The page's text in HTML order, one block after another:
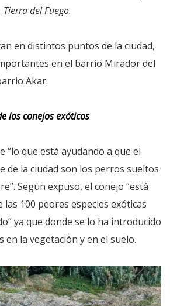
del Fuego.
en distintos puntos de la ciudad,
en el barrio Mirador del
Akar.
los conejos exóticos
“lo que está ayudando a que el
de la ciudad son los perros sueltos
Según expuso, el conejo “está
las 100 peores especies exóticas
ya que donde se lo ha introducido
en la vegetación y en el suelo.